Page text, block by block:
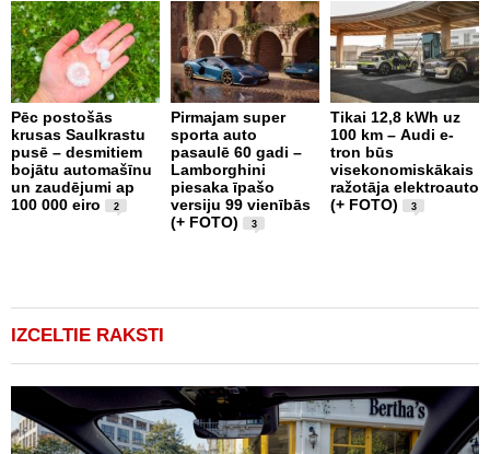
Pēc postošās
krusas Saulkrastu
pusē – desmitiem
bojātu automašīnu
un zaudējumi ap
100 000 eiro
2
Pirmajam super
sporta auto
pasaulē 60 gadi –
Lamborghini
piesaka īpašo
versiju 99 vienībās
(+ FOTO)
3
Tikai 12,8 kWh uz
100 km – Audi e-
tron būs
visekonomiskākais
ražotāja elektroauto
(+ FOTO)
3
IZCELTIE RAKSTI